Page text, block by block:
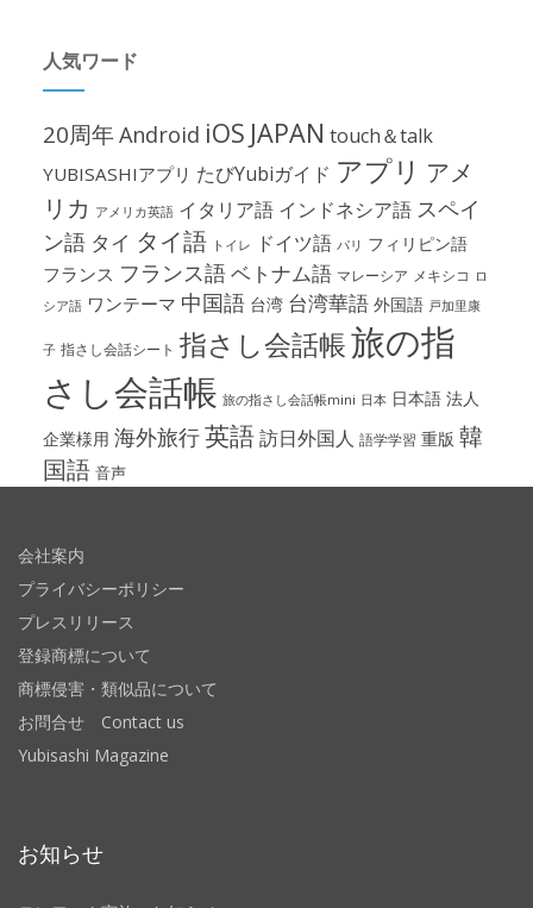
人気ワード
20周年Android iOS JAPAN touch＆talk
YUBISASHIアプリ たびYubiガイド アプリ アメ
リカ アメリカ英語 イタリア語 インドネシア語 スペイ
ン語 タイ タイ語 トイレ ドイツ語 パリ フィリピン語
フランス フランス語ベトナム語 マレーシア メキシコ ロ
シア語 ワンテーマ 中国語 台湾 台湾華語 外国語 戸加里康
子 指さし会話シート 指さし会話帳旅の指
さし会話帳 旅の指さし会話帳mini 日本 日本語 法人
企業様用 海外旅行英語訪日外国人 語学学習 重版 韓
国語 音声
会社案内
プライバシーポリシー
プレスリリース
登録商標について
商標侵害・類似品について
お問合せ Contact us
Yubisashi Magazine
お知らせ